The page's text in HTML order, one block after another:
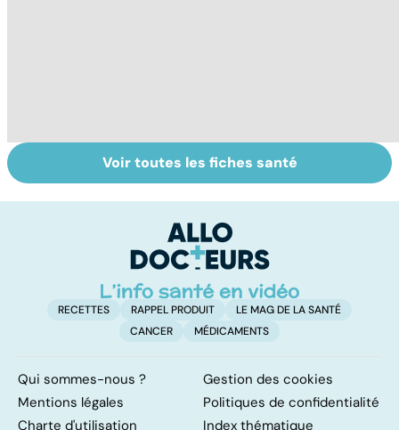
Tout savoir sur
les infections
Inflammation des
amygdales : que
d'angine ?
Voir toutes les fiches santé
RECETTES RAPPEL PRODUIT
LE MAG DE LA SANTÉ
CANCER
MÉDICAMENTS
Qui sommes-nous ?
Gestion des cookies
Mentions légales
Politiques de confidentialité
Charte d'utilisation
Index thématique